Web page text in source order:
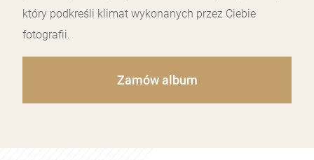
który podkreśli klimat wykonanych przez Ciebie
fotografii.
Zamów album